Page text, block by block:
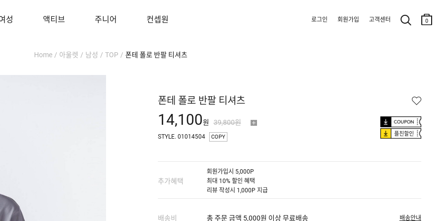
성 액티브 주니어 컨셉원 로그인 회원가입 고객센터 0
Home / 아울렛 / 남성 / TOP / 폰테 폴로 반팔 티셔츠
폰테 폴로 반팔 티셔츠
14,100원 39,800원
플친할인
STYLE. 01014504 COPY
추가혜택
회원가입시 5,000P
최대 10% 할인 혜택
리뷰 작성시 1,000P 지급
배송비 총 주문 금액 5,000원 이상 무료배송 배송안내